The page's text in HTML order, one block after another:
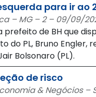
para ir ao
– MG – 2 – 09/09/
prefeito de BH que
do PL, Bruno
Bolsonaro (PL).
de risco
& Negócios –